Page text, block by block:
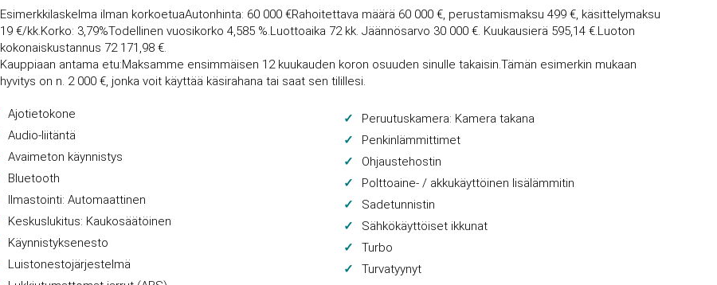
Esimerkkilaskelma ilman korkoetuaAutonhinta: 60 000 €Rahoitettava määrä 60 000 €, perustamismaksu 499 €, käsittelymaksu
19 €/kk.Korko: 3,79%Todellinen vuosikorko 4,585 %.Luottoaika 72 kk. Jäännösarvo 30 000 €. Kuukausierä 595,14 €.Luoton
kokonaiskustannus 72 171,98 €.
Kauppiaan antama etu:Maksamme ensimmäisen 12 kuukauden koron osuuden sinulle takaisin.Tämän esimerkin mukaan
hyvitys on n. 2 000 €, jonka voit käyttää käsirahana tai saat sen tilillesi.
Ajotietokone
Audio-liitäntä
Avaimeton käynnistys
Bluetooth
Ilmastointi: Automaattinen
Keskuslukitus: Kaukosäätöinen
Käynnistyksenesto
Luistonestojärjestelmä
Peruutuskamera: Kamera takana
Penkinlämmittimet
Ohjaustehostin
Polttoaine- / akkukäyttöinen lisälämmitin
Sadetunnistin
Sähkökäyttöiset ikkunat
Turbo
Turvatyynyt